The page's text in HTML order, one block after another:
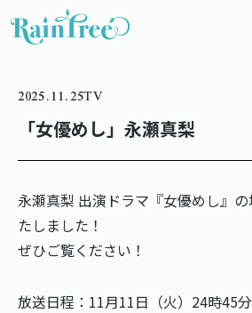
2025.11.25TV
「女優めし」永瀬真梨
永瀬真梨 出演ドラマ『女優めし』
たしました！
ぜひご覧ください！
放送日程：11月11日（火）24時45分